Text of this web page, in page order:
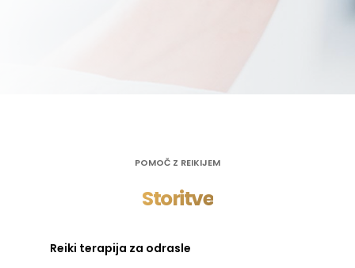
POMOČ Z REIKIJEM
Storitve
Reiki terapija za odrasle